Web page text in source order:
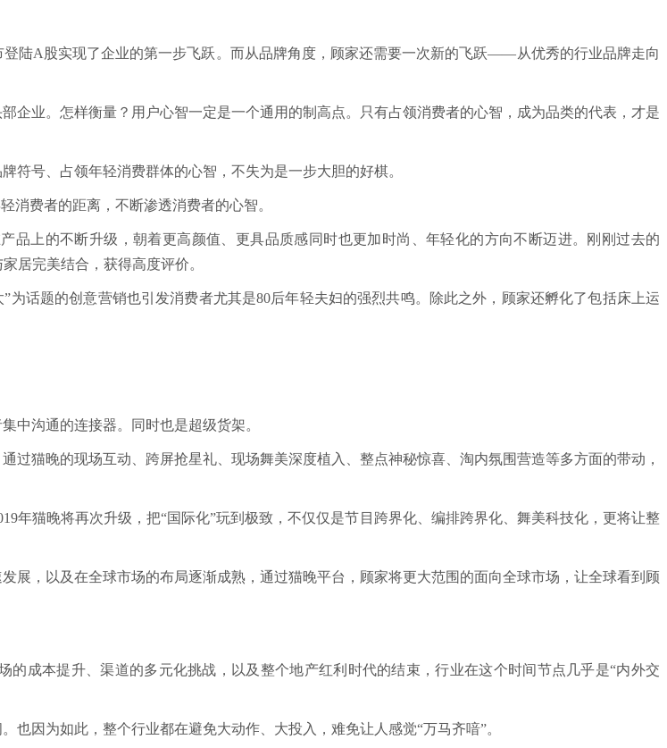
陆A股实现了企业的第一步飞跃。而从品牌角度，顾家还需要一次新的飞跃——从优秀的行业品牌走向
企业。怎样衡量？用户心智一定是一个通用的制高点。只有占领消费者的心智，成为品类的代表，才是
符号、占领年轻消费群体的心智，不失为是一步大胆的好棋。
消费者的距离，不断渗透消费者的心智。
品上的不断升级，朝着更高颜值、更具品质感同时也更加时尚、年轻化的方向不断迈进。刚刚过去的
居完美结合，获得高度评价。
话题的创意营销也引发消费者尤其是80后年轻夫妇的强烈共鸣。除此之外，顾家还孵化了包括床上运
中沟通的连接器。同时也是超级货架。
过猫晚的现场互动、跨屏抢星礼、现场舞美深度植入、整点神秘惊喜、淘内氛围营造等多方面的带动，
年猫晚将再次升级，把“国际化”玩到极致，不仅仅是节目跨界化、编排跨界化、舞美科技化，更将让整
展，以及在全球市场的布局逐渐成熟，通过猫晚平台，顾家将更大范围的面向全球市场，让全球看到顾
成本提升、渠道的多元化挑战，以及整个地产红利时代的结束，行业在这个时间节点几乎是“内外交
因为如此，整个行业都在避免大动作、大投入，难免让人感觉“万马齐喑”。